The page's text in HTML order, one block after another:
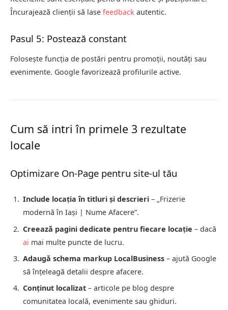
Încurajează clienții să lase feedback autentic.
Pasul 5: Postează constant
Folosește funcția de postări pentru promoții, noutăți sau
evenimente. Google favorizează profilurile active.
Cum să intri în primele 3 rezultate
locale
Optimizare On-Page pentru site-ul tău
Include locația în titluri și descrieri – „Frizerie
modernă în Iași | Nume Afacere”.
Creează pagini dedicate pentru fiecare locație – dacă
ai mai multe puncte de lucru.
Adaugă schema markup LocalBusiness – ajută Google
să înțeleagă detalii despre afacere.
Conținut localizat – articole pe blog despre
comunitatea locală, evenimente sau ghiduri.